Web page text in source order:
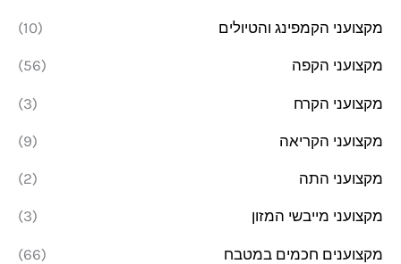
מקצועני הקמפינג והטיולים (10)
מקצועני הקפה (56)
מקצועני הקרח (3)
מקצועני הקריאה (9)
מקצועני התה (2)
מקצועני מייבשי המזון (3)
מקצוענים חכמים במטבח (66)